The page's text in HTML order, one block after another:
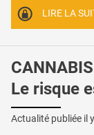
LIRE LA
Le risque
Actualité publiée il